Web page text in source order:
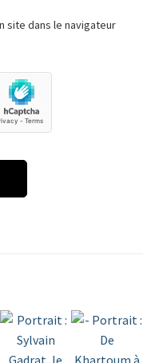
site dans le navigateur